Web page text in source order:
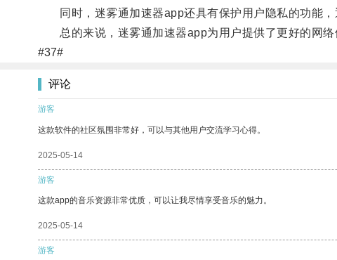
同时，迷雾通加速器app还具有保护用户隐私的功能，
总的来说，迷雾通加速器app为用户提供了更好的网络
#37#
评论
游客
这款软件的社区氛围非常好，可以与其他用户交流学习心得。
2025-05-14
游客
这款app的音乐资源非常优质，可以让我尽情享受音乐的魅力。
2025-05-14
游客